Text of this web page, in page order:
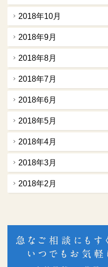
2018年10月
2018年9月
2018年8月
2018年7月
2018年6月
2018年5月
2018年4月
2018年3月
2018年2月